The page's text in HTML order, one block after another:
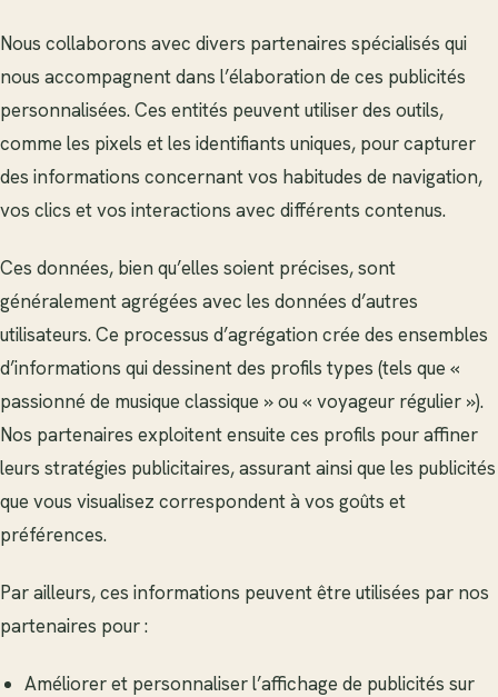
Nous collaborons avec divers partenaires spécialisés qui
nous accompagnent dans l’élaboration de ces publicités
personnalisées. Ces entités peuvent utiliser des outils,
comme les pixels et les identifiants uniques, pour capturer
des informations concernant vos habitudes de navigation,
vos clics et vos interactions avec différents contenus.
Ces données, bien qu’elles soient précises, sont
généralement agrégées avec les données d’autres
utilisateurs. Ce processus d’agrégation crée des ensembles
d’informations qui dessinent des profils types (tels que «
passionné de musique classique » ou « voyageur régulier »).
Nos partenaires exploitent ensuite ces profils pour affiner
leurs stratégies publicitaires, assurant ainsi que les publicités
que vous visualisez correspondent à vos goûts et
préférences.
Par ailleurs, ces informations peuvent être utilisées par nos
partenaires pour :
Améliorer et personnaliser l’affichage de publicités sur